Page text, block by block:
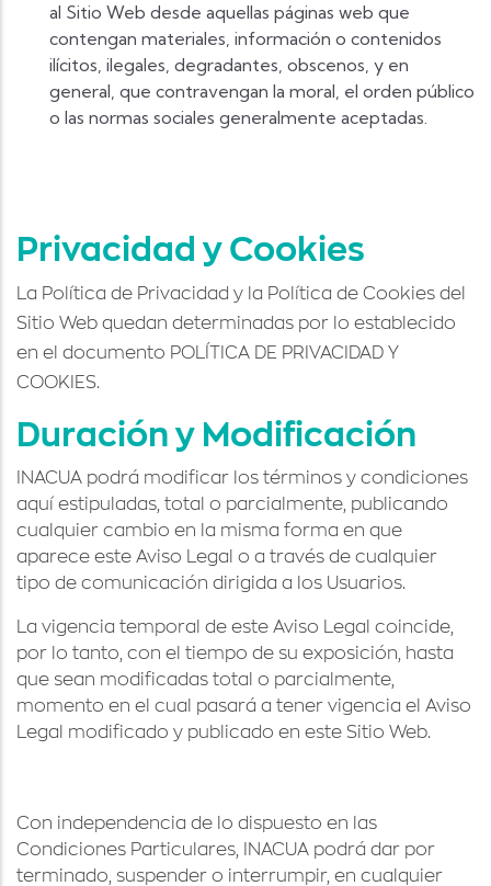
al Sitio Web desde aquellas páginas web que
contengan materiales, información o contenidos
ilícitos, ilegales, degradantes, obscenos, y en
general, que contravengan la moral, el orden público
o las normas sociales generalmente aceptadas.
Privacidad y Cookies
La Política de Privacidad y la Política de Cookies del
Sitio Web quedan determinadas por lo establecido
en el documento POLÍTICA DE PRIVACIDAD Y
COOKIES.
Duración y Modificación
INACUA podrá modificar los términos y condiciones
aquí estipuladas, total o parcialmente, publicando
cualquier cambio en la misma forma en que
aparece este Aviso Legal o a través de cualquier
tipo de comunicación dirigida a los Usuarios.
La vigencia temporal de este Aviso Legal coincide,
por lo tanto, con el tiempo de su exposición, hasta
que sean modificadas total o parcialmente,
momento en el cual pasará a tener vigencia el Aviso
Legal modificado y publicado en este Sitio Web.
Con independencia de lo dispuesto en las
Condiciones Particulares, INACUA podrá dar por
terminado, suspender o interrumpir, en cualquier